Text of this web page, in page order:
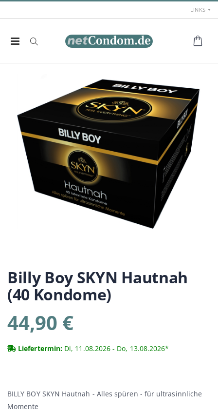
LINKS
Billy Boy SKYN Hautnah
(40 Kondome)
44,90 €
Liefertermin: Di, 11.08.2026 - Do, 13.08.2026*
BILLY BOY SKYN Hautnah - Alles spüren - für ultrasinnliche
Momente